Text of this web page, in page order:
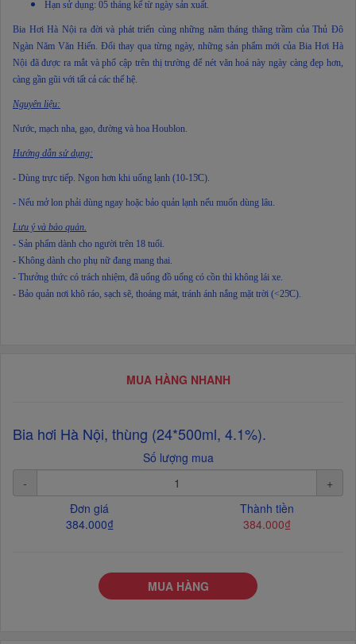
Hạn sử dụng: 05 tháng kể từ ngày sản xuất.
Bia Hơi Hà Nội ra đời và phát triển cùng những năm tháng thăng trầm của Thủ Đô
Ngàn Năm Văn Hiến. Đổi thay qua từng ngày, những sản phẩm mới của Bia Hơi Hà
Nội đã được ra mắt và phổ cập trên thị trường để nét văn hoá này ngày càng đẹp hơn,
càng gần gũi với tất cả các thế hệ.
Nguyên liệu:
Nước, mạch nha, gạo, đường và hoa Houblon.
Hướng dẫn sử dụng:
- Dùng trực tiếp. Ngon hơn khi uống lạnh (10-15̊C).
- Nếu mở lon phải dùng ngay hoặc bảo quản lạnh nếu muốn dùng lâu.
Lưu ý và bảo quản.
- Sản phẩm dành cho người trên 18 tuổi.
- Không dành cho phụ nữ đang mang thai.
- Thưởng thức có trách nhiệm, đã uống đồ uống có cồn thì không lái xe.
- Bảo quản nơi khô ráo, sạch sẽ, thoáng mát, tránh ánh nắng mặt trời (<25̊C).
MUA HÀNG NHANH
Bia hơi Hà Nội, thùng (24*500ml, 4.1%).
Số lượng mua
-
+
Đơn giá
384.000₫
Thành tiền
384.000₫
MUA HÀNG